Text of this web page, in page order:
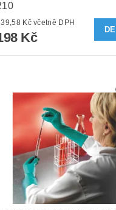
239,58 Kč včetně DPH
Kč